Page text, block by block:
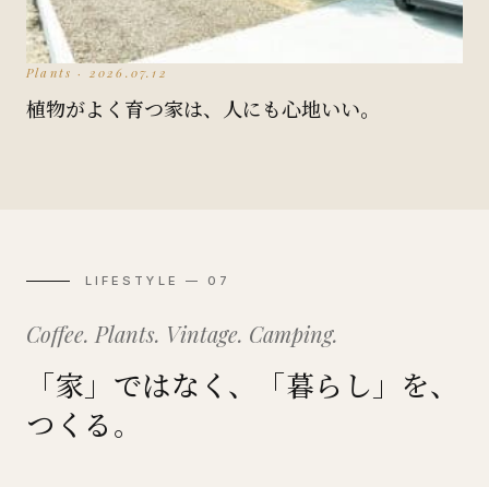
Plants · 2026.07.12
植物がよく育つ家は、人にも心地いい。
LIFESTYLE — 07
Coffee. Plants. Vintage. Camping.
「家」ではなく、「暮らし」を、
つくる。